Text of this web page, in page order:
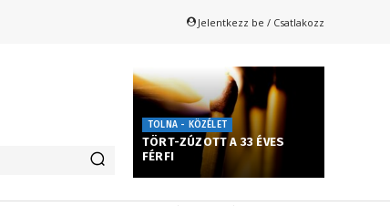
Jelentkezz be / Csatlakozz
TOLNA - KÖZÉLET
TÖRT-ZÚZOTT A 33 ÉVES
FÉRFI